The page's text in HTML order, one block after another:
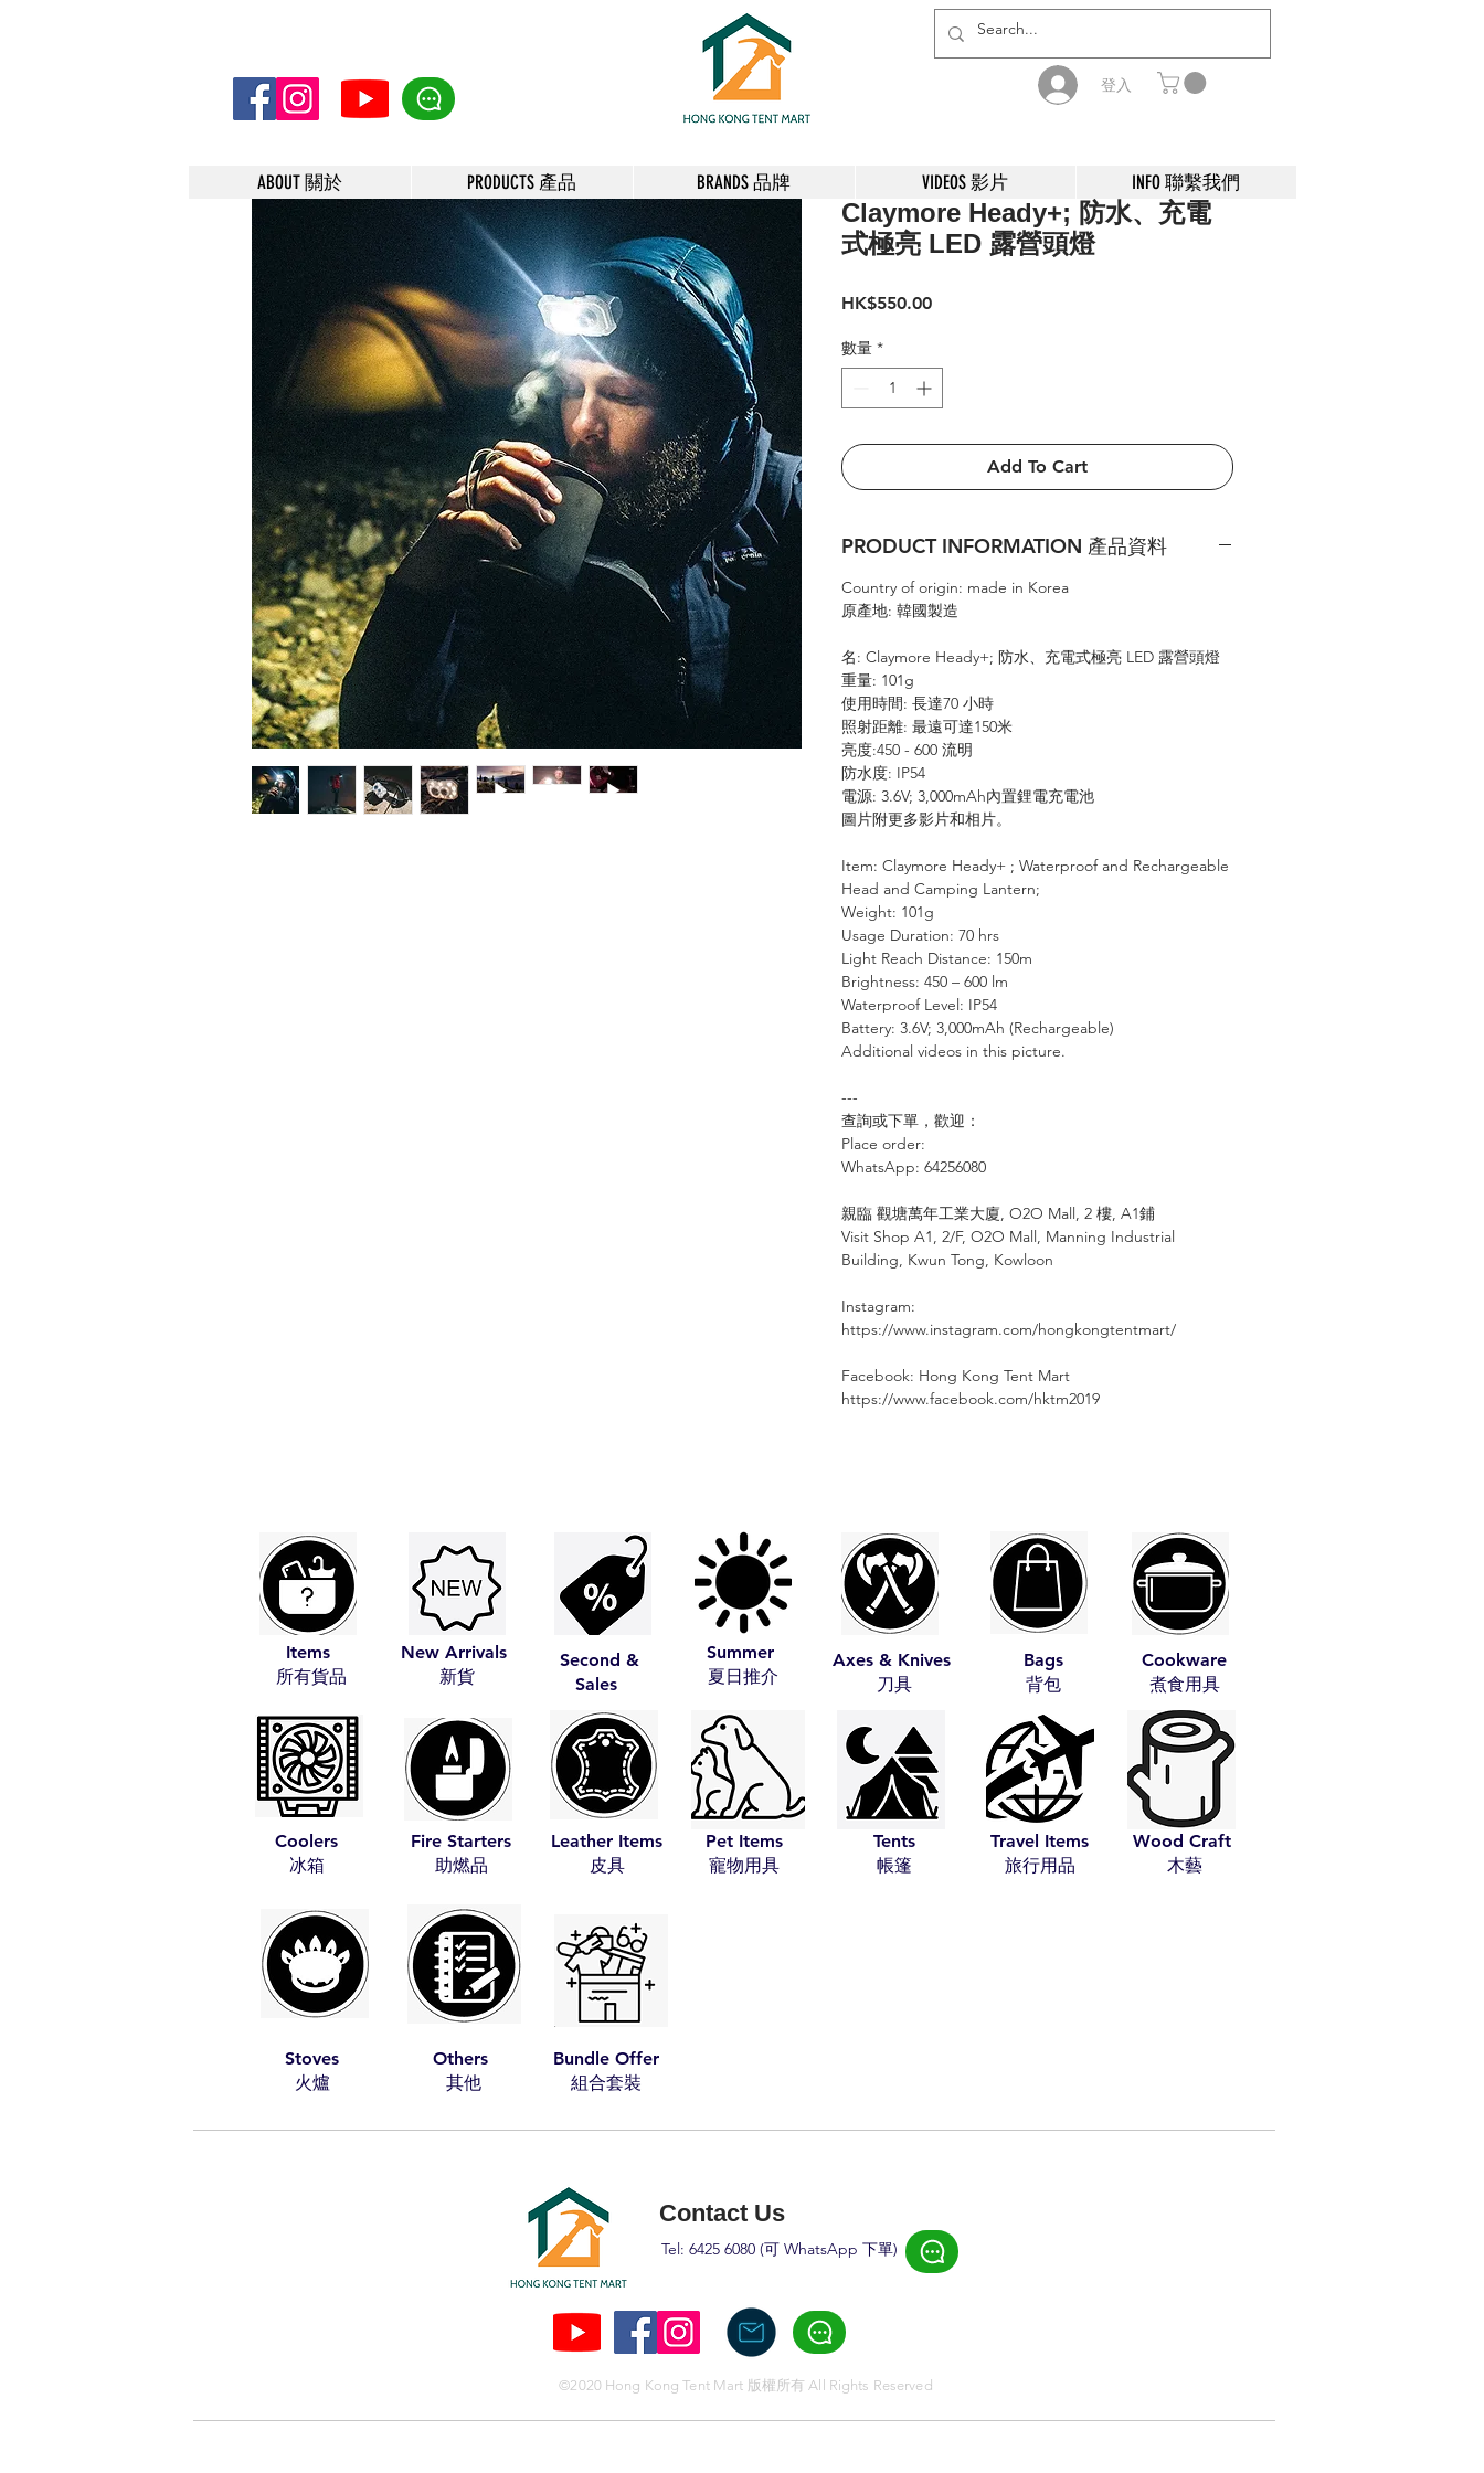
登入
ABOUT 關於 PRODUCTS 產品 BRANDS 品牌 VIDEOS 影片 INFO 聯繫我們
Claymore Heady+; 防水、充電
式極亮 LED 露營頭燈
HK$550.00價
數量 *
Add To Cart
PRODUCT INFORMATION 產品資料
Country of origin: made in Korea
原產地: 韓國製造
名: Claymore Heady+; 防水、充電式極亮 LED 露營頭燈
重量: 101g
使用時間: 長達70 小時
照射距離: 最遠可達150米
亮度:450 - 600 流明
防水度: IP54
電源: 3.6V; 3,000mAh內置鋰電充電池
圖片附更多影片和相片。
Item: Claymore Heady+ ; Waterproof and Rechargeable
Head and Camping Lantern;
Weight: 101g
Usage Duration: 70 hrs
Light Reach Distance: 150m
Brightness: 450 – 600 lm
Waterproof Level: IP54
Battery: 3.6V; 3,000mAh (Rechargeable)
Additional videos in this picture.
---
查詢或下單，歡迎：
Place order:
WhatsApp: 64256080
親臨 觀塘萬年工業大廈, O2O Mall, 2 樓, A1鋪
Visit Shop A1, 2/F, O2O Mall, Manning Industrial
Building, Kwun Tong, Kowloon
Instagram:
https://www.instagram.com/hongkongtentmart/
Facebook: Hong Kong Tent Mart
https://www.facebook.com/hktm2019
Items
​所有貨品
Coolers
​冰箱
New Arrivals
​新貨
Fire Starters
​助燃品
Second &
Sales
Leather Items
​皮具
Summer
​夏日推介
Pet Items
​寵物用具
Axes & Knives
​刀具
Tents
​帳篷
Bags
​背包
Travel Items
​旅行用品
Cookware
​煮食用具
Wood Craft
​木藝
Stoves
​火爐
Others
​其他
Bundle Offer
​組合套裝​​
Contact Us
Tel: 6425 6080 (可 WhatsApp 下單)
©2020 Hong Kong Tent Mart 版權所有 All Rights Reserved